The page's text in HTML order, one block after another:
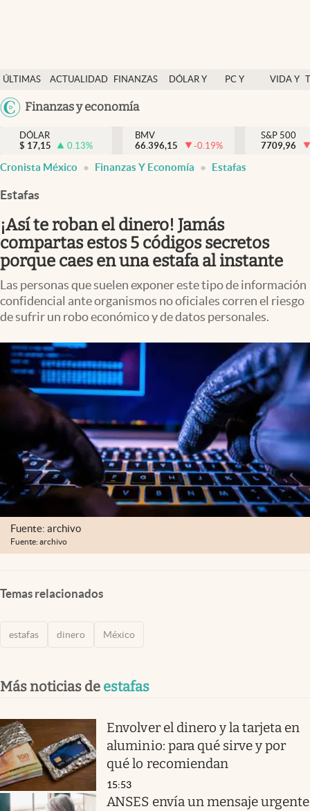
ÚLTIMAS
NOTICIAS
ACTUALIDAD
FINANZAS
DÓLAR Y
PC Y
VIDA Y
México
Finanzas y economía
Actualidad
Finanzas y economía
Dólar y mercados
Pc y celular
Vida y estilo
Tv
Clima
Espiritualidad
Mediakit
abre en nueva pestaña
México
DÓLAR
$ 17,15 0.13%
BMV
66.396,15
-0.19%
S&P 500
7709,96
Cronista México Finanzas Y Economía Estafas
Estafas
¡Así te roban el dinero! Jamás
compartas estos 5 códigos secretos
porque caes en una estafa al instante
Las personas que suelen exponer este tipo de información
confidencial ante organismos no oficiales corren el riesgo
de sufrir un robo económico y de datos personales.
Fuente: archivo
Fuente: archivo
Temas relacionados
estafas dinero México
Más noticias de estafas
Envolver el dinero y la tarjeta en
aluminio: para qué sirve y por
qué lo recomiendan
15:53
ANSES envía un mensaje urgente